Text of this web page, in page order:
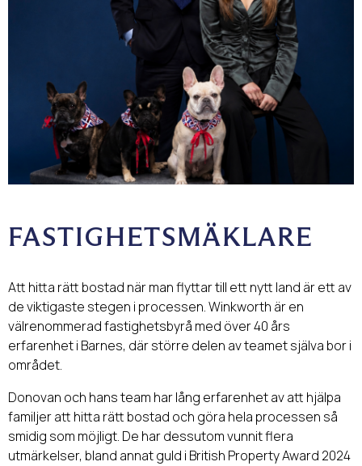
FASTIGHETSMÄKLARE
Att hitta rätt bostad när man flyttar till ett nytt land är ett av
de viktigaste stegen i processen.Winkworth är en
välrenommerad fastighetsbyrå med över 40 års
erfarenhet i Barnes, där större delen av teamet själva bor i
området.
Donovan och hans team har lång erfarenhet av att hjälpa
familjer att hitta rätt bostad och göra hela processen så
smidig som möjligt. De har dessutom vunnit flera
utmärkelser, bland annat guld i British Property Award 2024